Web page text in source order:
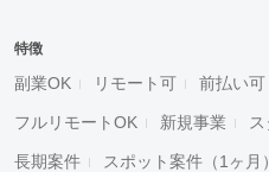
特徴
副業OK リモート可 前払い可
フルリモートOK 新規事業
長期案件 スポット案件（1ヶ月）